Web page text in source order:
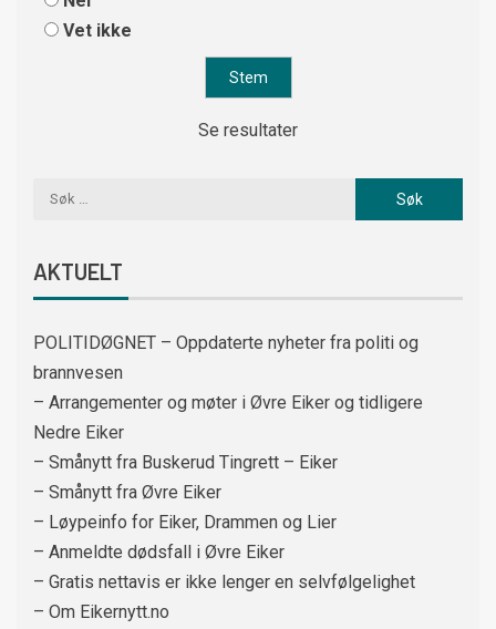
Vet ikke
Se resultater
AKTUELT
POLITIDØGNET – Oppdaterte nyheter fra politi og
brannvesen
– Arrangementer og møter i Øvre Eiker og tidligere
Nedre Eiker
– Smånytt fra Buskerud Tingrett – Eiker
– Smånytt fra Øvre Eiker
– Løypeinfo for Eiker, Drammen og Lier
– Anmeldte dødsfall i Øvre Eiker
– Gratis nettavis er ikke lenger en selvfølgelighet
– Om Eikernytt.no